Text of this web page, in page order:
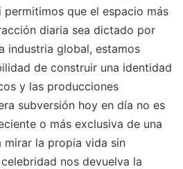
permitimos que el espacio más
diaria sea dictado por
industria global, estamos
de construir una identidad
y las producciones
subversión hoy en día no es
o más exclusiva de una
mirar la propia vida sin
nos devuelva la